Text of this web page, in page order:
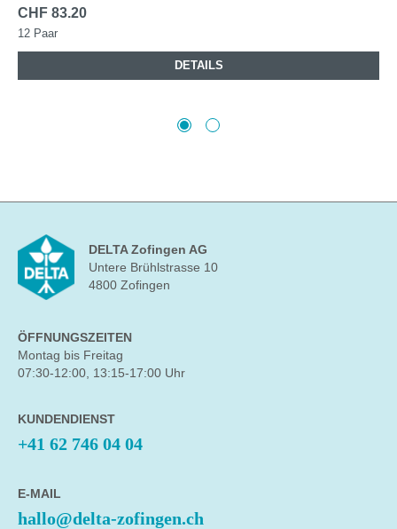
CHF 83.20
12 Paar
DETAILS
DELTA Zofingen AG
Untere Brühlstrasse 10
4800 Zofingen
ÖFFNUNGSZEITEN
Montag bis Freitag
07:30-12:00, 13:15-17:00 Uhr
KUNDENDIENST
+41 62 746 04 04
E-MAIL
hallo@delta-zofingen.ch